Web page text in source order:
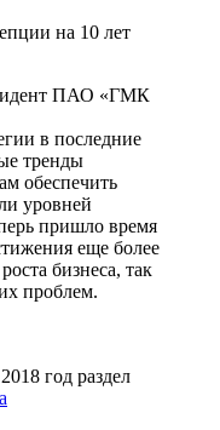
на 10 лет
ПАО «ГМК
в последние
тренды
обеспечить
уровней
пришло время
еще более
бизнеса, так
проблем.
год раздел